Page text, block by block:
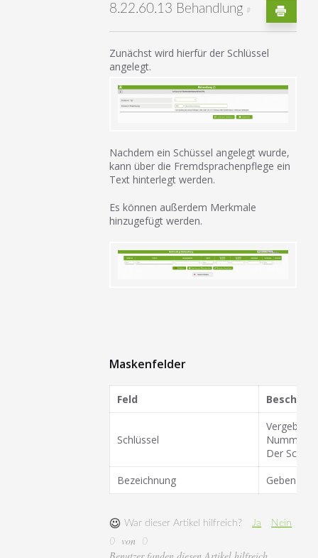
8.22.60.13 Behandlung #
Zunächst wird hierfür der Schlüssel
angelegt.
Nachdem ein Schüssel angelegt wurde,
kann über die Fremdsprachenpflege ein
Text hinterlegt werden.
Es können außerdem Merkmale
hinzugefügt werden.
Maskenfelder
Feld
Schlüssel
Vergeben
Nummer
Der
Bezeichnung
Geben Sie
War dieser Artikel hilfreich? Ja
Nein
0
von 0